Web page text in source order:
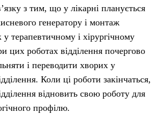
з тим, що у лікарні планується
генератору і монтаж
терапевтичному і хірургічному
цих роботах відділення почергово
і переводити хворих у
Коли ці роботи закінчаться,
відновить свою роботу для
профілю.